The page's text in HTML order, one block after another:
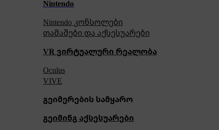
Nintendo
Nintendo კონსოლები
თამაშები და აქსესუარები
VR ვირტუალური რეალობა
Oculus
VIVE
გეიმერების სამყარო
გეიმინგ აქსესუარები